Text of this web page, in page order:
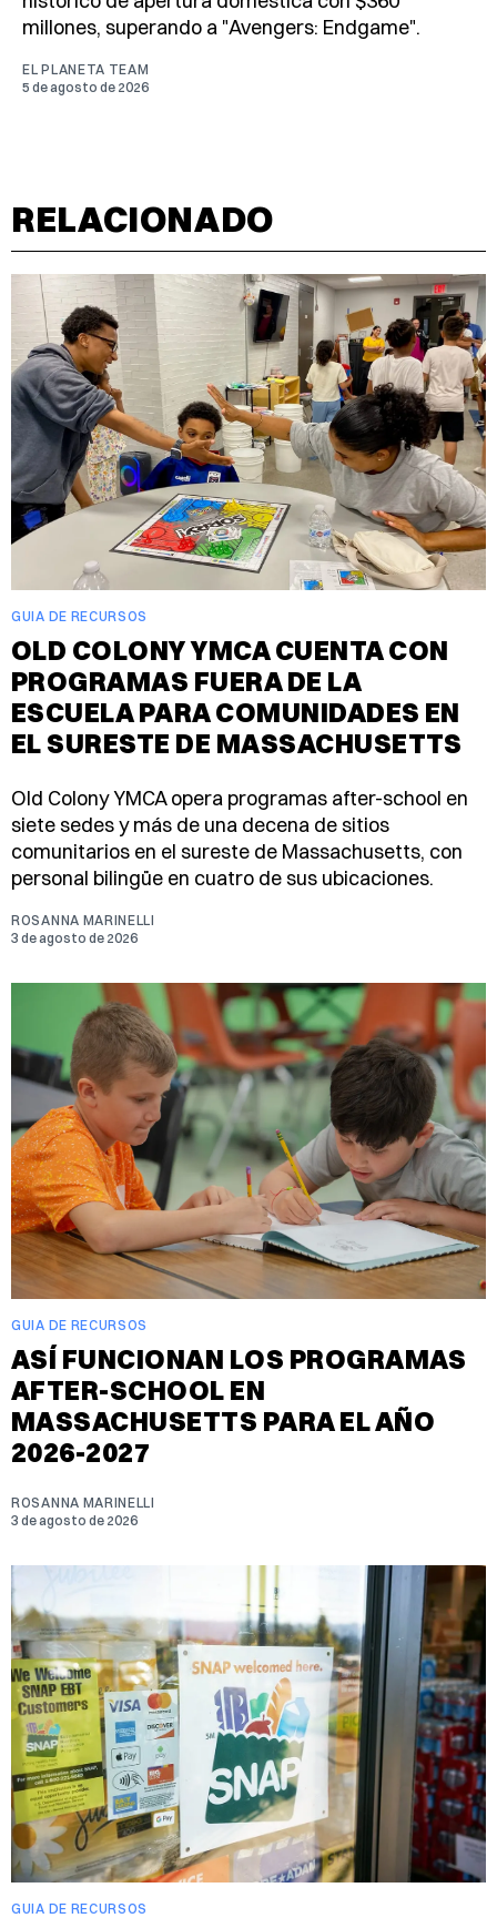
millones, superando a "Avengers: Endgame".
EL PLANETA TEAM
5 de agosto de 2026
RELACIONADO
GUIA DE RECURSOS
OLD COLONY YMCA CUENTA CON
PROGRAMAS FUERA DE LA
ESCUELA PARA COMUNIDADES EN
EL SURESTE DE MASSACHUSETTS
Old Colony YMCA opera programas after-school en
siete sedes y más de una decena de sitios
comunitarios en el sureste de Massachusetts, con
personal bilingüe en cuatro de sus ubicaciones.
ROSANNA MARINELLI
3 de agosto de 2026
GUIA DE RECURSOS
ASÍ FUNCIONAN LOS PROGRAMAS
AFTER-SCHOOL EN
MASSACHUSETTS PARA EL AÑO
2026-2027
ROSANNA MARINELLI
3 de agosto de 2026
GUIA DE RECURSOS